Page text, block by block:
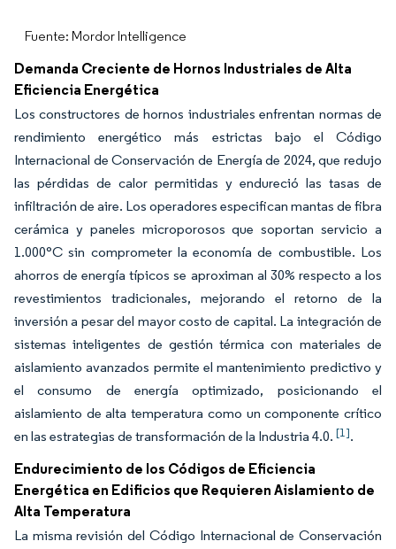
Fuente: Mordor Intelligence
Demanda Creciente de Hornos Industriales de Alta
Eficiencia Energética
Los constructores de hornos industriales enfrentan normas de
rendimiento energético más estrictas bajo el Código
Internacional de Conservación de Energía de 2024, que redujo
las pérdidas de calor permitidas y endureció las tasas de
infiltración de aire. Los operadores especifican mantas de fibra
cerámica y paneles microporosos que soportan servicio a
1.000°C sin comprometer la economía de combustible. Los
ahorros de energía típicos se aproximan al 30% respecto a los
revestimientos tradicionales, mejorando el retorno de la
inversión a pesar del mayor costo de capital. La integración de
sistemas inteligentes de gestión térmica con materiales de
aislamiento avanzados permite el mantenimiento predictivo y
el consumo de energía optimizado, posicionando el
aislamiento de alta temperatura como un componente crítico
en las estrategias de transformación de la Industria 4.0. [1].
Endurecimiento de los Códigos de Eficiencia
Energética en Edificios que Requieren Aislamiento de
Alta Temperatura
La misma revisión del Código Internacional de Conservación